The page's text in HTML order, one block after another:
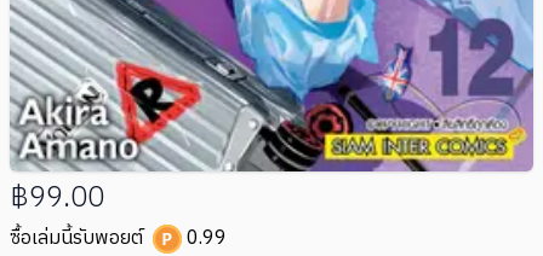
฿99.00
ซื้อเล่มนี้รับพอยต์ 0.99